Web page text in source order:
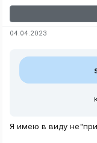
04.04.2023
Я имею в виду